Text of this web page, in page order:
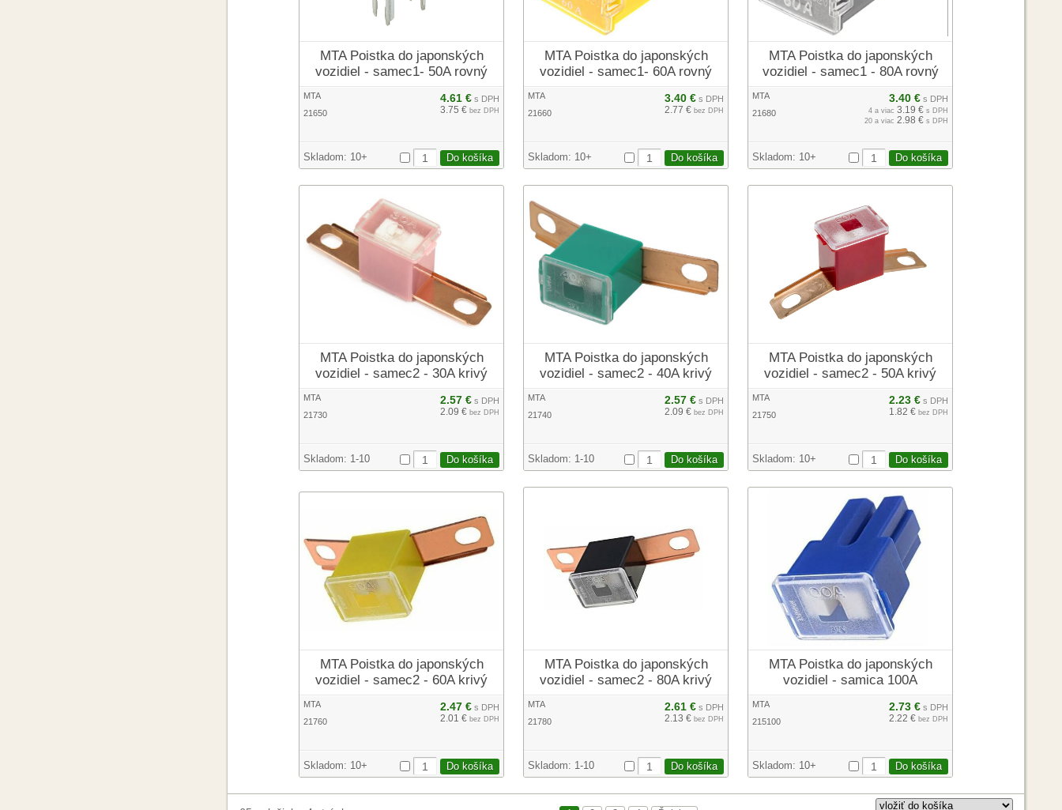
MTA Poistka do japonských
vozidiel - samec1- 50A rovný
MTA
21650
4.61 € s DPH
3.75 € bez DPH
Skladom: 10+
MTA Poistka do japonských
vozidiel - samec1- 60A rovný
MTA
21660
3.40 € s DPH
2.77 € bez DPH
Skladom: 10+
MTA Poistka do japonských
vozidiel - samec1 - 80A rovný
MTA
21680
3.40 € s DPH
4 a viac 3.19 € s DPH
20 a viac 2.98 € s DPH
Skladom: 10+
MTA Poistka do japonských
vozidiel - samec2 - 30A krivý
MTA
21730
2.57 € s DPH
2.09 € bez DPH
Skladom: 1-10
MTA Poistka do japonských
vozidiel - samec2 - 40A krivý
MTA
21740
2.57 € s DPH
2.09 € bez DPH
Skladom: 1-10
MTA Poistka do japonských
vozidiel - samec2 - 50A krivý
MTA
21750
2.23 € s DPH
1.82 € bez DPH
Skladom: 10+
MTA Poistka do japonských
vozidiel - samec2 - 60A krivý
MTA
21760
2.47 € s DPH
2.01 € bez DPH
Skladom: 10+
MTA Poistka do japonských
vozidiel - samec2 - 80A krivý
MTA
21780
2.61 € s DPH
2.13 € bez DPH
Skladom: 1-10
MTA Poistka do japonských
vozidiel - samica 100A
MTA
215100
2.73 € s DPH
2.22 € bez DPH
Skladom: 10+